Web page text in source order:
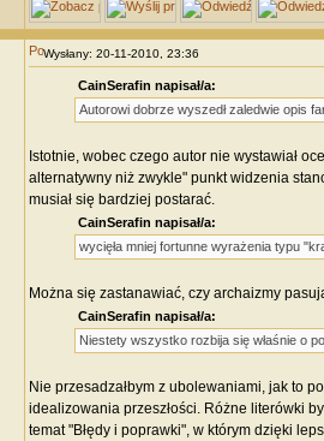
Wysłany: 20-11-2010, 23:36
CainSerafin napisał/a:
Autorowi dobrze wyszedł zaledwie opis
Istotnie, wobec czego autor nie wystawiał
alternatywny niż zwykle" punkt widzenia
musiał się bardziej postarać.
CainSerafin napisał/a:
wycięła mniej fortunne wyrażenia typu
Można się zastanawiać, czy archaizmy
CainSerafin napisał/a:
Niestety wszystko rozbija się właśnie o
Nie przesadzałbym z ubolewaniami, jak to
idealizowania przeszłości. Różne literówki
temat "Błędy i poprawki", w którym dzięki